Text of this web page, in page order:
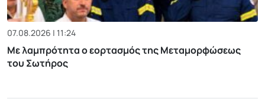
07.08.2026 | 11:24
Με λαμπρότητα ο εορτασμός της Μεταμορφώσεως
του Σωτήρος